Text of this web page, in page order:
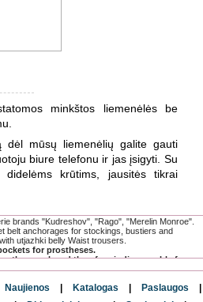
minkštos liemenėlės be
dėl mūsų liemenėlių galite gauti
biure telefonu ir jas įsigyti. Su
krūtims, jausitės tikrai
brands "Kudreshov", "Rago", "Merelin Monroe".
belt anchorages for stockings, bustiers and
utjazhki belly Waist trousers.
for prostheses.
the usual, and therefore indispensable for
cosmetic breast surgeries.
Naujienos | Katalogas | Paslaugos
|